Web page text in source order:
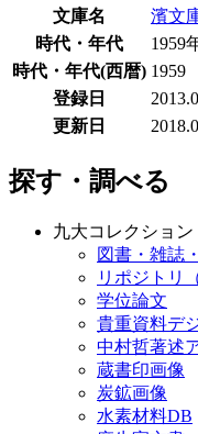
文庫名
濱文
時代・年代
1959
時代・年代(西暦) 1959
登録日
更新日
探す・調べる
九大コレクション
図書・雑誌
リポジトリ
学位論文
貴重資料デ
中村哲著述
蔵書印画像
炭鉱画像
水素材料DB